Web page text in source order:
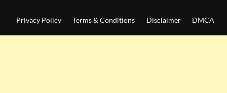
Privacy Policy Terms & Conditions Disclaimer DMCA